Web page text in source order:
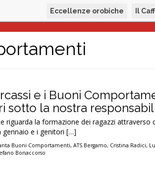
Eccellenze orobiche Il
e i Buoni
sotto la nostra
riguarda la formazione dei ragazzi attraverso
gennaio e i genitori […]
Buoni Comportamenti,ATS Bergamo, Cristina Radici,
Bonaccorso